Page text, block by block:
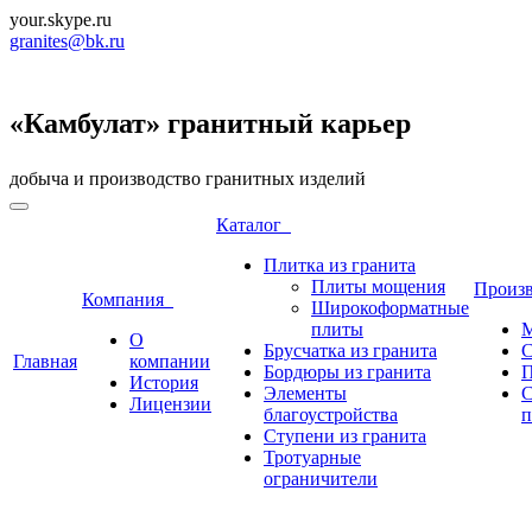
your.skype.ru
granites@bk.ru
«Камбулат» гранитный карьер
добыча и производство гранитных изделий
Главная
Компания
О
компании
История
Лицензии
Каталог
Плитка из гранита
Плиты мощения
Широкоформатные
плиты
Брусчатка из гранита
Бордюры из гранита
Элементы
благоустройства
Ступени из гранита
Тротуарные
ограничители